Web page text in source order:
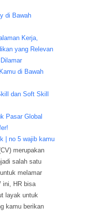
di Bawah
Kerja,
yang Relevan
di Bawah
dan Soft Skill
Pasar Global
| no 5 wajib kamu
merupakan
salah satu
melamar
ini, HR bisa
layak untuk
kamu berikan